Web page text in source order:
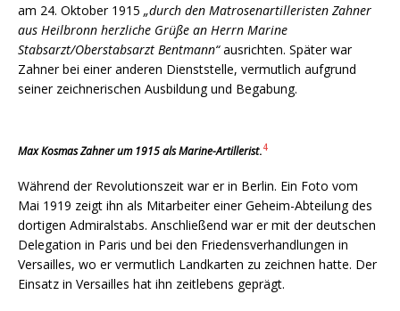
am 24. Oktober 1915 „durch den Matrosenartilleristen Zahner
aus Heilbronn herzliche Grüße an Herrn Marine
Stabsarzt/Oberstabsarzt Bentmann“ausrichten. Später war
Zahner bei einer anderen Dienststelle, vermutlich aufgrund
seiner zeichnerischen Ausbildung und Begabung.
Max Kosmas Zahner um 1915 als Marine-Artillerist.4
Während der Revolutionszeit war er in Berlin. Ein Foto vom
Mai 1919 zeigt ihn als Mitarbeiter einer Geheim-Abteilung des
dortigen Admiralstabs. Anschließend war er mit der deutschen
Delegation in Paris und bei den Friedensverhandlungen in
Versailles, wo er vermutlich Landkarten zu zeichnen hatte. Der
Einsatz in Versailles hat ihn zeitlebens geprägt.